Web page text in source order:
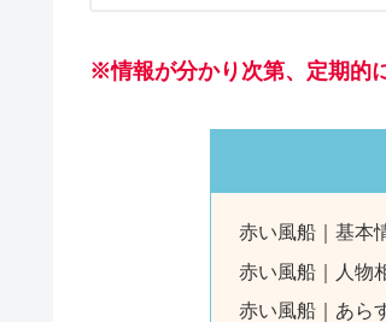
※情報が分かり次第、定期的
赤い風船｜基本
赤い風船｜人物
赤い風船｜あら